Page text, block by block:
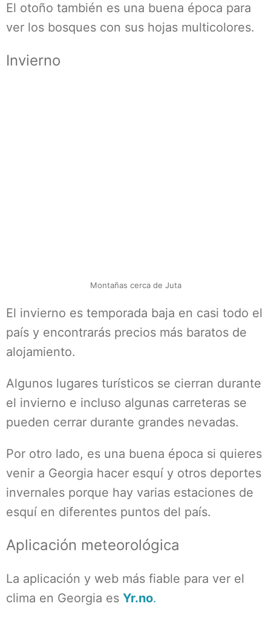
El otoño también es una buena época para
ver los bosques con sus hojas multicolores.
Invierno
Montañas cerca de Juta
El invierno es temporada baja en casi todo el
país y encontrarás precios más baratos de
alojamiento.
Algunos lugares turísticos se cierran durante
el invierno e incluso algunas carreteras se
pueden cerrar durante grandes nevadas.
Por otro lado, es una buena época si quieres
venir a Georgia hacer esquí y otros deportes
invernales porque hay varias estaciones de
esquí en diferentes puntos del país.
Aplicación meteorológica
La aplicación y web más fiable para ver el
clima en Georgia es Yr.no.